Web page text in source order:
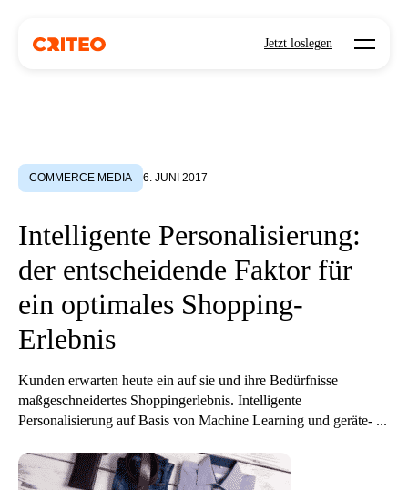
Jetzt loslegen Open
COMMERCE MEDIA 6. JUNI 2017
Intelligente Personalisierung:
der entscheidende Faktor für
ein optimales Shopping-
Erlebnis
Kunden erwarten heute ein auf sie und ihre Bedürfnisse
maßgeschneidertes Shoppingerlebnis. Intelligente
Personalisierung auf Basis von Machine Learning und geräte- ...